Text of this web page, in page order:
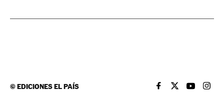
©EDICIONES EL PAÍS EL PAÍS BRASIL EN
EL PAÍSEL PAÍS
EL